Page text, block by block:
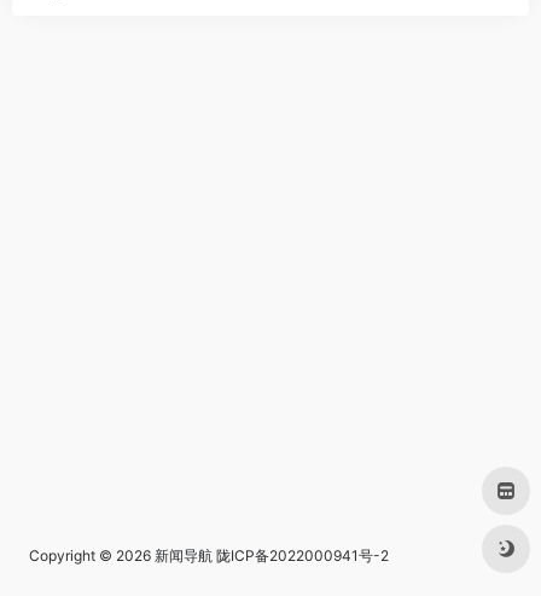
Copyright © 2026 新闻导航 陇ICP备2022000941号-2